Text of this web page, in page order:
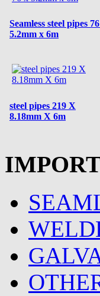
Seamless steel pipes
5.2mm x 6m
steel pipes 219 X
8.18mm X 6m